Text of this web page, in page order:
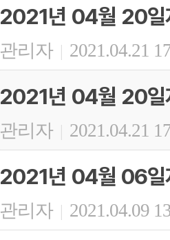
2021년 04월 20일
관리자 | 2021.04.21
2021년 04월 20일
관리자 | 2021.04.21
2021년 04월 06일
관리자 | 2021.04.09